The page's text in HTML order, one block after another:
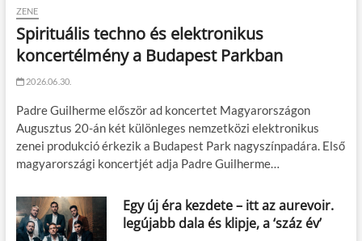
ZENE
Spirituális techno és elektronikus
koncertélmény a Budapest Parkban
2026.06.30.
Padre Guilherme először ad koncertet Magyarországon
Augusztus 20-án két különleges nemzetközi elektronikus
zenei produkció érkezik a Budapest Park nagyszínpadára. Első
magyarországi koncertjét adja Padre Guilherme…
Egy új éra kezdete – itt az aurevoir.
legújabb dala és klipje, a ‘száz év’